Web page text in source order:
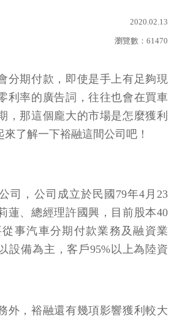
2020.02.13
瀏覽數： 61470
分期付款，即使是手上有足夠現
利率的廣告詞，往往也會在買車
，那這個龐大的市場是怎麼獲利
了解一下裕融這間公司吧！
司，公司成立於民國79年4月23
蓮、總經理許國興，目前股本40
從事汽車分期付款業務及融資業
設備為主，客戶95%以上為陸資
外，裕融還有幾項影響獲利較大